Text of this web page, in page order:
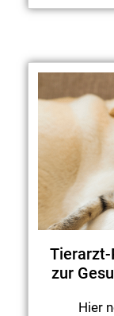
Tierarzt-
zur
Hier